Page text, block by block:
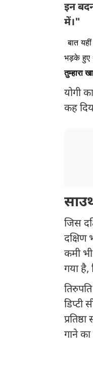
इन
में।"
बात
भड़के हुए
तुम्हारा
योगी
कह
जिस
दक्षिण
कमी
गया है,
डिप्टी
गाने